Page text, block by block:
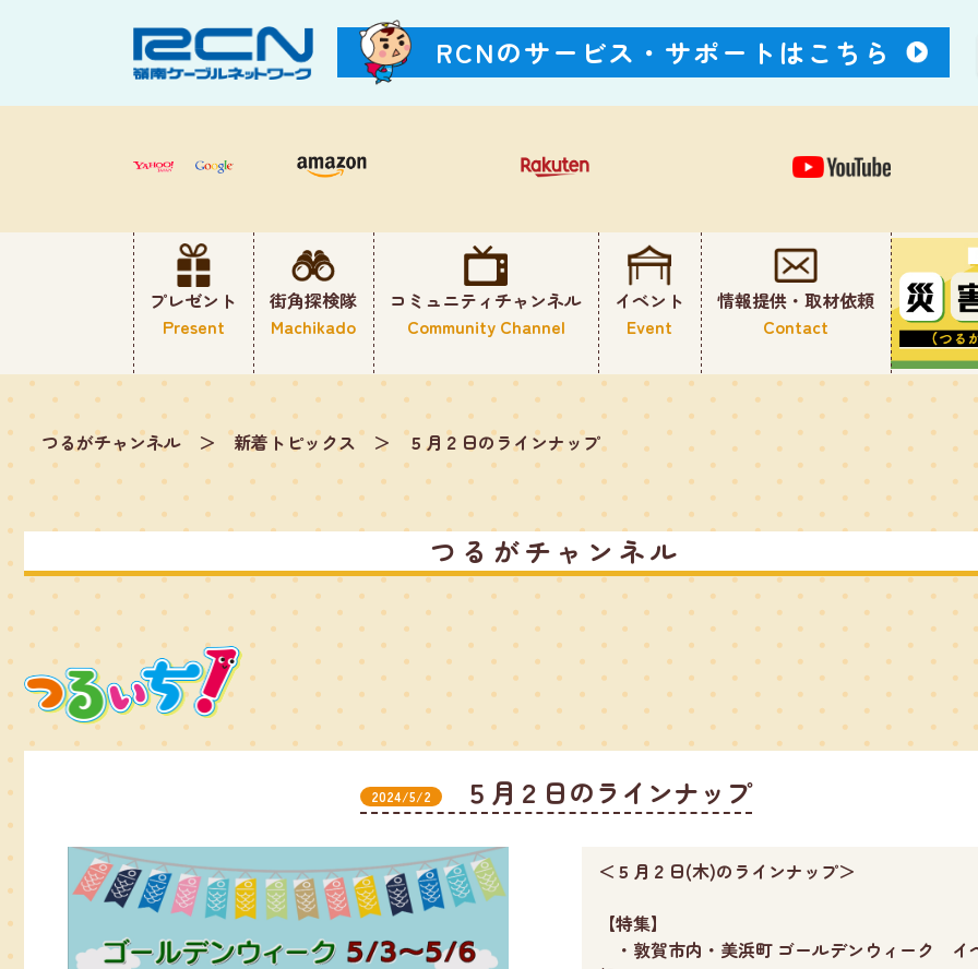
RCNのサービス・ サポートはこちら
プレゼント
Present
街角探検隊
Machikado
コミュニティチャンネル
Community Channel
イベント
Event
情報提供・取材依頼
Contact
つるがチャンネル ＞ 新着トピックス ＞ ５月２日のラインナップ
つるがチャンネル
2024/5/2 ５月２日のラインナップ
＜５月２日(木)のラインナップ＞
【特集】
・敦賀市内・美浜町 ゴールデンウィーク イ